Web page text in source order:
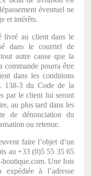
éventuel ne
et intérêts.
livré au client dans le
dans le courriel de
autre cause que la
pourra être
dans les conditions
138-3 du Code de la
par le client lui seront
au plus tard dans les
de dénonciation du
ou retenue.
faire l’objet d’un
au +33 (0)5 55 35 65
boutique.com. Une fois
à l’adresse